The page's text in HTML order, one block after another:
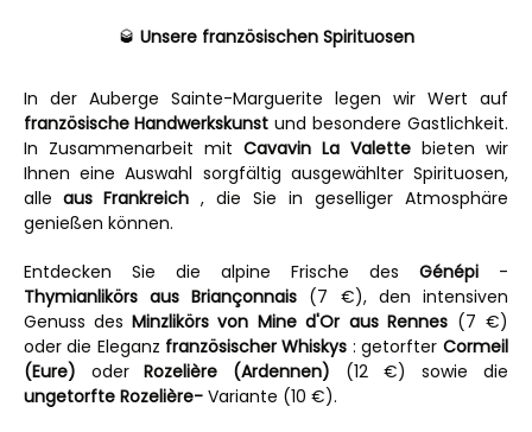
🥃 Unsere französischen Spirituosen
In der Auberge Sainte-Marguerite legen wir Wert auf
französische Handwerkskunst und besondere Gastlichkeit.
In Zusammenarbeit mit Cavavin La Valette bieten wir
Ihnen eine Auswahl sorgfältig ausgewählter Spirituosen,
alle aus Frankreich , die Sie in geselliger Atmosphäre
genießen können.
Entdecken Sie die alpine Frische des Génépi -
Thymianlikörs aus Briançonnais (7 €), den intensiven
Genuss des Minzlikörs von Mine d'Or aus Rennes (7 €)
oder die Eleganz französischer Whiskys : getorfter Cormeil
(Eure) oder Rozelière (Ardennen) (12 €) sowie die
ungetorfte Rozelière- Variante (10 €).